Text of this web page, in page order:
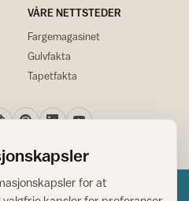
VÅRE NETTSTEDER
Fargemagasinet
Gulvfakta
Tapetfakta
for at